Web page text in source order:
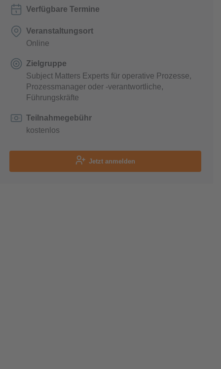
Verfügbare Termine
Veranstaltungsort
Online
Zielgruppe
Subject Matters Experts für operative Prozesse,
Prozessmanager oder -verantwortliche,
Führungskräfte
Teilnahmegebühr
kostenlos
Jetzt anmelden